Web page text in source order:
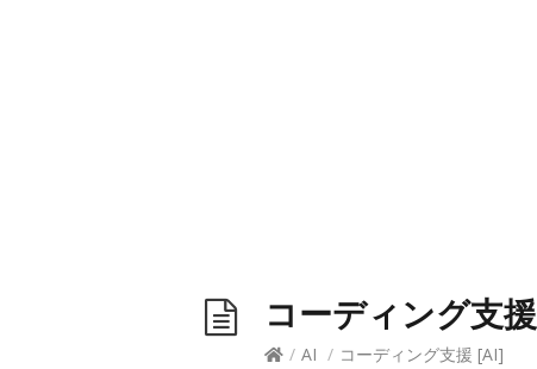
コーディング支援
/ AI / コーディング支援 [AI]